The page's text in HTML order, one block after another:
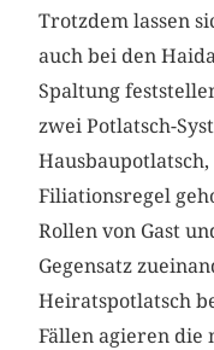
Trotzdem lassen
auch bei den
Spaltung
zwei Potlatsch-
Filiationsregel
Rollen von Gast
Gegensatz
Heiratspotlatsch
Fällen agieren